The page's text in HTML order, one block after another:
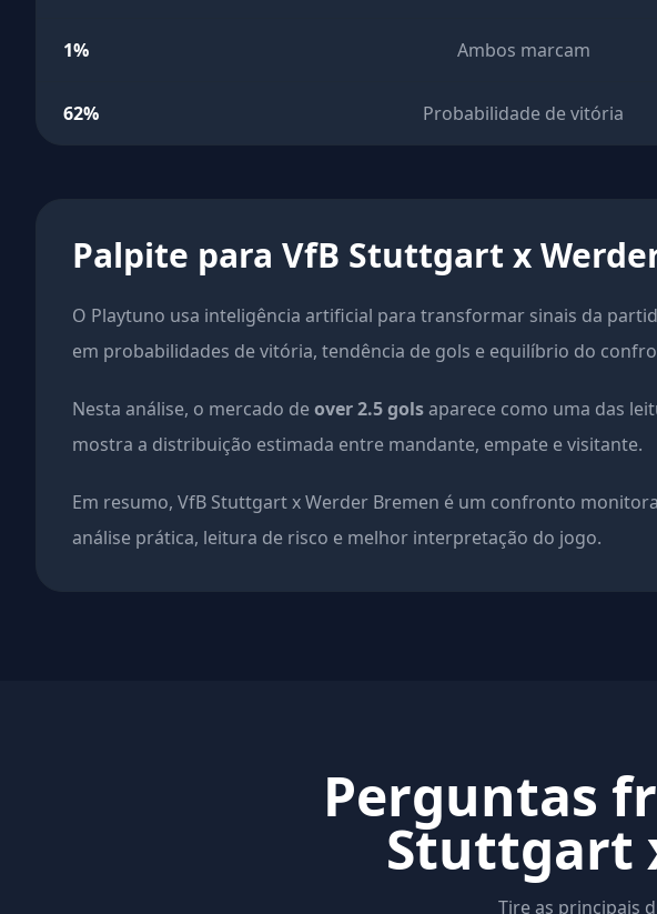
1% Ambos marcam
62% Probabilidade de vitória
Palpite para VfB Stuttgart x
O Playtuno usa inteligência artificial para transformar sinais da
em probabilidades de vitória, tendência de gols e equilíbrio do
Nesta análise, o mercado deover 2.5 golsaparece como uma das
mostra a distribuição estimada entre mandante, empate e visitante.
Em resumo, VfB Stuttgart x Werder Bremen é um confronto
análise prática, leitura de risco e melhor interpretação do jogo.
Perguntas
Stuttgart
Tire as principais